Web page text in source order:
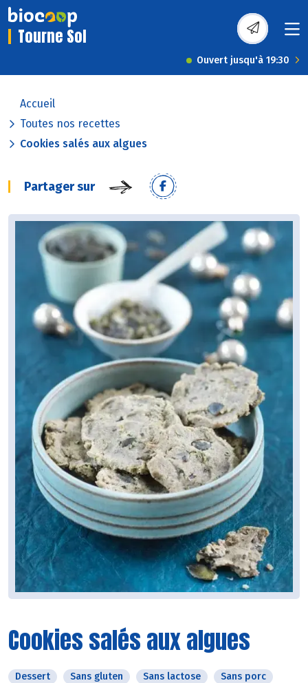
Tourne Sol
Ouvert jusqu'à 19:30
Accueil
Toutes nos recettes
Cookies salés aux algues
Partager sur
Cookies salés aux algues
Dessert Sans gluten Sans lactose
Sans porc